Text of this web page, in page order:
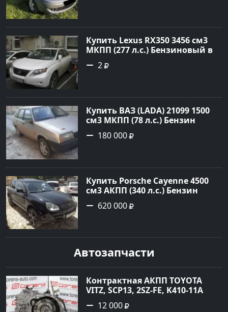
Купить Lexus RX350 3456 см3
МКПП (277 л.с.) Бензиновый в
Краснодар: цвет
Перламутрово-белый
№3746 на сайте Авторынок23
2
Купить ВАЗ (LADA) 21099 1500
см3 МКПП (78 л.с.) Бензин
инжектор в Гостагаевская :
цвет Серебряный Седан 2001
Авторынок23
180 000
Купить Porsche Cayenne 4500
см3 АКПП (340 л.с.) Бензин
турбонаддув в Новороссийск:
цвет черный Внедорожник
сайте Авторынок23
620 000
Автозапчасти
Контрактная АКПП TOYOTA
VITZ, SCP13, 2SZ-FE, K410-11A
Ростов
12 000